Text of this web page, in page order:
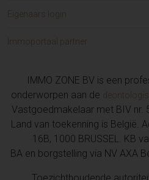
Eigenaars login
Immoportaal partner
IMMO ZONE BV is een
onderworpen aan de
Vastgoedmakelaar met BIV nr.
Land van toekenning is België.
16B, 1000 BRUSSEL. KB
BA en borgstelling via NV AXA
Toezichthoudende